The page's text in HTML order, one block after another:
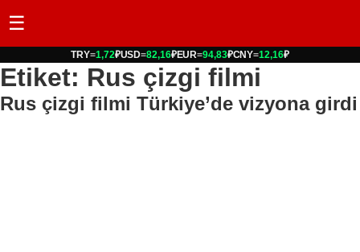
☰
TRY=1,72₽USD=82,16₽EUR=94,83₽CNY=12,16₽
Etiket: Rus çizgi filmi
Rus çizgi filmi Türkiye’de vizyona girdi